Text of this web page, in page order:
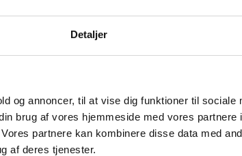
Detaljer
og annoncer, til at vise dig funktioner til sociale
brug af vores hjemmeside med vores partnere
partnere kan kombinere disse data med
af deres tjenester.
alt for langt ud. Livredderne